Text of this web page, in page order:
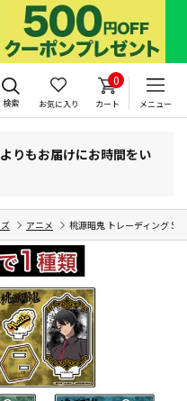
検索 お気に入り
0
カート メニュー
りもお届けにお時間をい
アニメ 桃源暗鬼 トレーディング